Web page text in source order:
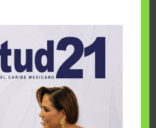
inspira; cumplen
y Make-A-Wish